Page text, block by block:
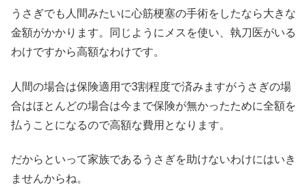
うさぎでも人間みたいに心筋梗塞の手術をしたなら大きな
金額がかかります。同じようにメスを使い、執刀医がいる
わけですから高額なわけです。
人間の場合は保険適用で3割程度で済みますがうさぎの場
合はほとんどの場合は今まで保険が無かったために全額を
払うことになるので高額な費用となります。
だからといって家族であるうさぎを助けないわけにはいき
ませんからね。